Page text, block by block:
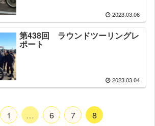
2023.03.06
第438回 ラウンドツーリングレ
ポート
2023.03.04
1 … 6 7 8